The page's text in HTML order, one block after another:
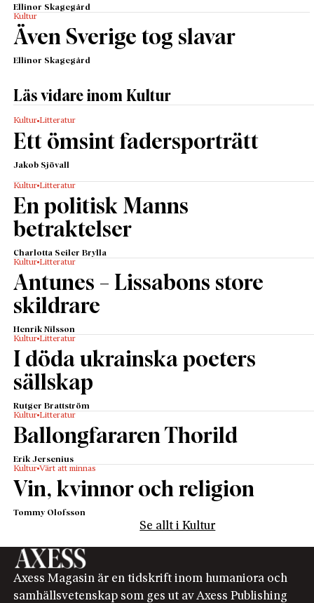
Ellinor Skagegård
Kultur
Även Sverige tog slavar
Ellinor Skagegård
Läs vidare inom Kultur
Kultur Litteratur
Ett ömsint fadersporträtt
Jakob Sjövall
Kultur Litteratur
En politisk Manns
betraktelser
Charlotta Seiler Brylla
Kultur Litteratur
Antunes – Lissabons store
skildrare
Henrik Nilsson
Kultur Litteratur
I döda ukrainska poeters
sällskap
Rutger Brattström
Kultur Litteratur
Ballongfararen Thorild
Erik Jersenius
Kultur Värt att minnas
Vin, kvinnor och religion
Tommy Olofsson
Se allt i Kultur
Axess Magasin är en tidskrift inom humaniora och
samhällsvetenskap som ges ut av Axess Publishing